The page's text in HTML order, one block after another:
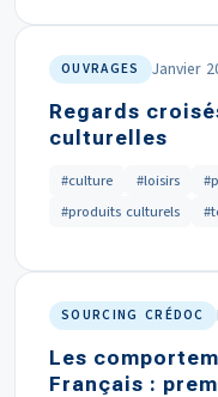
OUVRAGES Janvier
Regards
culturelles
#culture #loisirs
#produits culturels
SOURCING CRÉDOC
Les
Français :